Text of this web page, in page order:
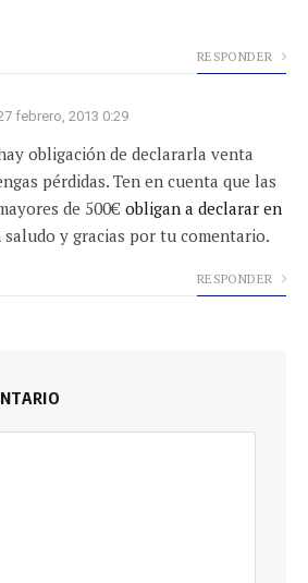
RESPONDER
febrero, 2013 0:29
obligación de declararla venta
pérdidas. Ten en cuenta que las
de 500€ obligan a declarar en
saludo y gracias por tu comentario.
RESPONDER